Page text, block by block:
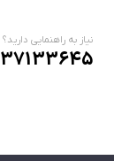
نیاز به راهنمایی دارید؟
37133645 - 051